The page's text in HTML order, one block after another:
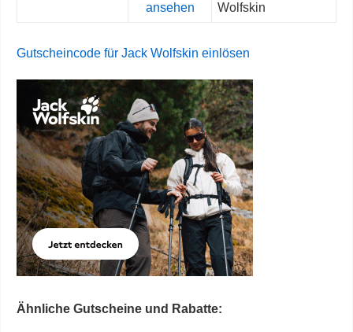
ansehen
Wolfskin
Gutscheincode für Jack Wolfskin einlösen
Ähnliche Gutscheine und Rabatte: